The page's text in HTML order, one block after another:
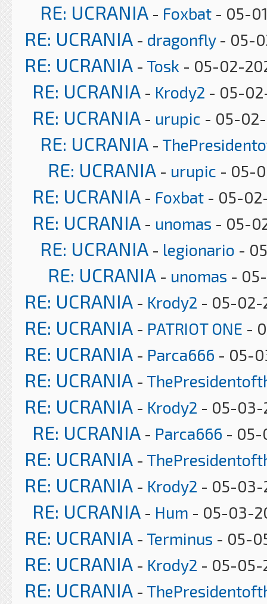
RE: UCRANIA - Foxbat - 05-
RE: UCRANIA - dragonfly- 05-
RE: UCRANIA - Tosk - 05-02-
RE: UCRANIA - Krody2 - 05-
RE: UCRANIA - urupic - 05-
RE: UCRANIA -
RE: UCRANIA - urupic - 05-
RE: UCRANIA - Foxbat - 05-
RE: UCRANIA - unomas - 05-
RE: UCRANIA - legionario -
RE: UCRANIA - unomas -
RE: UCRANIA - Krody2 - 05-02-
RE: UCRANIA - PATRIOT ONE -
RE: UCRANIA - Parca666 - 05-
RE: UCRANIA -
RE: UCRANIA - Krody2 - 05-03-
RE: UCRANIA - Parca666 - 05-
RE: UCRANIA -
RE: UCRANIA - Krody2 - 05-03-
RE: UCRANIA - Hum - 05-03-
RE: UCRANIA - Terminus - 05-
RE: UCRANIA - Krody2 - 05-05-
RE: UCRANIA -